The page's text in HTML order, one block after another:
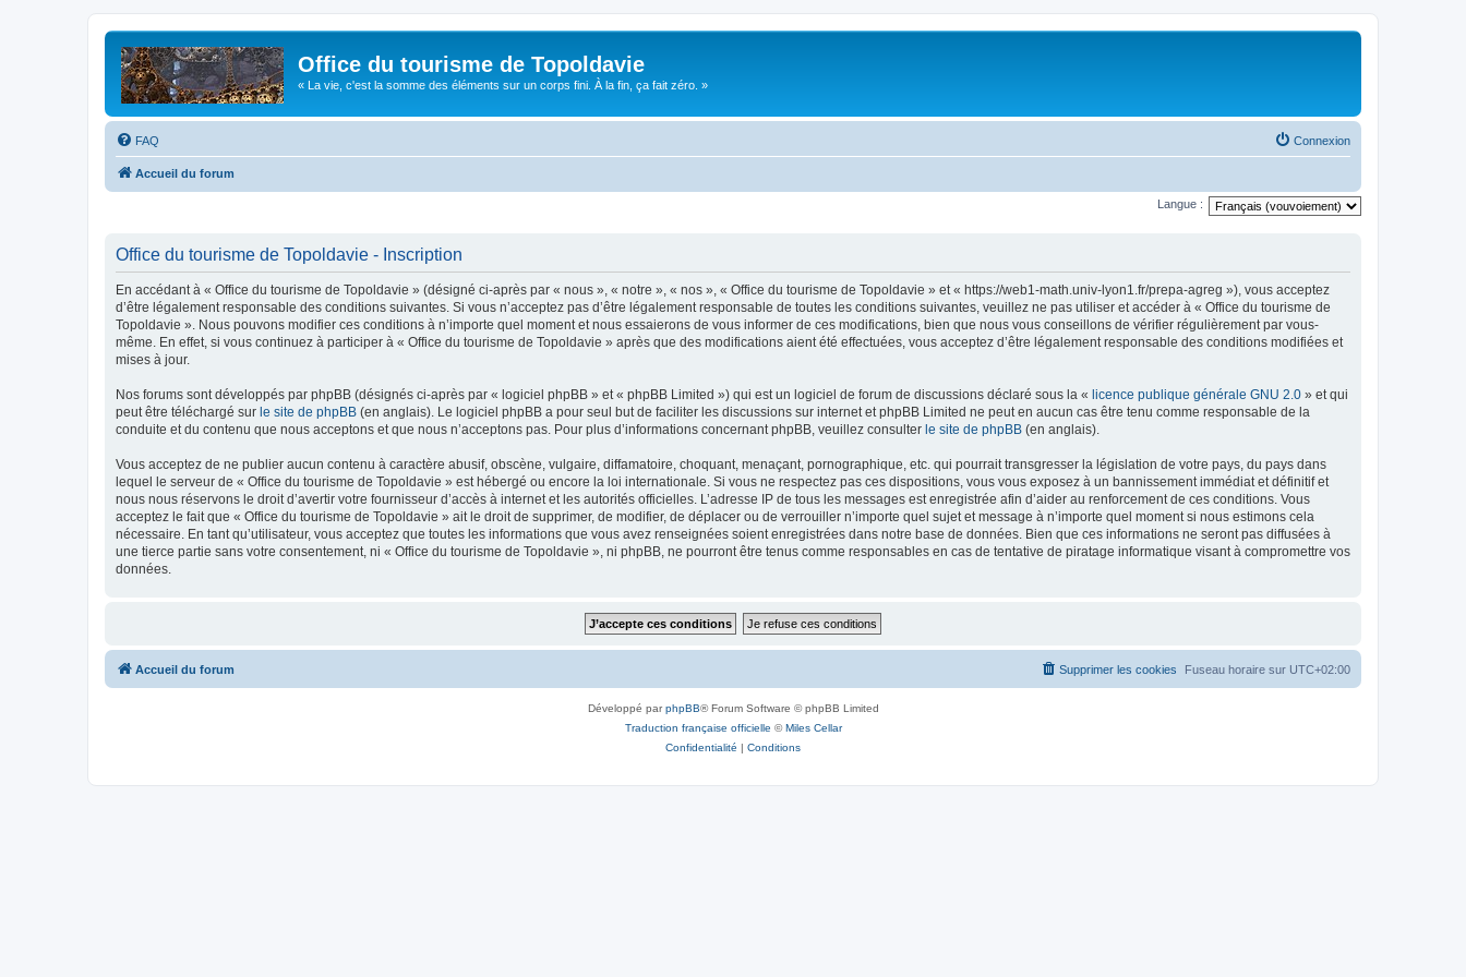
Office du tourisme de Topoldavie
« La vie, c'est la somme des éléments sur un corps fini. À la fin, ça fait zéro. »
FAQ Connexion
Accueil du forum
Langue :
Office du tourisme de Topoldavie - Inscription
En accédant à « Office du tourisme de Topoldavie » (désigné ci-après par « nous », « notre », « nos », « Office du tourisme de Topoldavie » et « https://web1-math.univ-lyon1.fr/prepa-agreg »), vous acceptez
d’être légalement responsable des conditions suivantes. Si vous n’acceptez pas d’être légalement responsable de toutes les conditions suivantes, veuillez ne pas utiliser et accéder à « Office du tourisme de
Topoldavie ». Nous pouvons modifier ces conditions à n’importe quel moment et nous essaierons de vous informer de ces modifications, bien que nous vous conseillons de vérifier régulièrement par vous-
même. En effet, si vous continuez à participer à « Office du tourisme de Topoldavie » après que des modifications aient été effectuées, vous acceptez d’être légalement responsable des conditions modifiées et
mises à jour.
Nos forums sont développés par phpBB (désignés ci-après par « logiciel phpBB » et « phpBB Limited ») qui est un logiciel de forum de discussions déclaré sous la « licence publique générale GNU 2.0 » et qui
peut être téléchargé sur le site de phpBB (en anglais). Le logiciel phpBB a pour seul but de faciliter les discussions sur internet et phpBB Limited ne peut en aucun cas être tenu comme responsable de la
conduite et du contenu que nous acceptons et que nous n’acceptons pas. Pour plus d’informations concernant phpBB, veuillez consulter le site de phpBB (en anglais).
Vous acceptez de ne publier aucun contenu à caractère abusif, obscène, vulgaire, diffamatoire, choquant, menaçant, pornographique, etc. qui pourrait transgresser la législation de votre pays, du pays dans
lequel le serveur de « Office du tourisme de Topoldavie » est hébergé ou encore la loi internationale. Si vous ne respectez pas ces dispositions, vous vous exposez à un bannissement immédiat et définitif et
nous nous réservons le droit d’avertir votre fournisseur d’accès à internet et les autorités officielles. L’adresse IP de tous les messages est enregistrée afin d’aider au renforcement de ces conditions. Vous
acceptez le fait que « Office du tourisme de Topoldavie » ait le droit de supprimer, de modifier, de déplacer ou de verrouiller n’importe quel sujet et message à n’importe quel moment si nous estimons cela
nécessaire. En tant qu’utilisateur, vous acceptez que toutes les informations que vous avez renseignées soient enregistrées dans notre base de données. Bien que ces informations ne seront pas diffusées à
une tierce partie sans votre consentement, ni « Office du tourisme de Topoldavie », ni phpBB, ne pourront être tenus comme responsables en cas de tentative de piratage informatique visant à compromettre vos
données.
Accueil du forum Fuseau horaire sur UTC+02:00
Supprimer les cookies
Développé parphpBB® Forum Software © phpBB Limited
Traduction française officielle ©Miles Cellar
Confidentialité | Conditions